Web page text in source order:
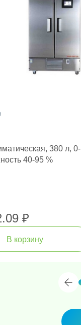
380 л, 0-
40-95 %
₽
В корзину